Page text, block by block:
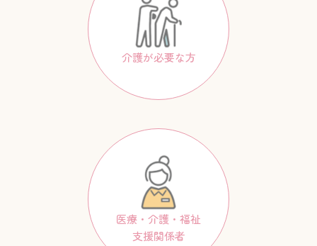
介護が必要な方
医療・介護・福祉
支援関係者